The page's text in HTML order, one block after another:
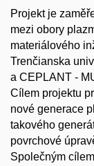
Projekt je
mezi obory
materiálového
Trenčianska
a CEPLANT -
Cílem projektu
nové generace
takového
povrchové
Společným